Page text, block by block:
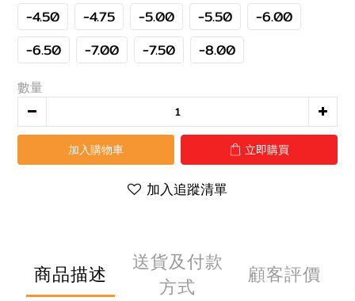
-4.50
-4.75 -5.00 -5.50
-6.00
-6.50
-7.00 -7.50 -8.00
數量
加入購物車 立即購買
加入追蹤清單
商品描述
送貨及付款
方式
顧客評價